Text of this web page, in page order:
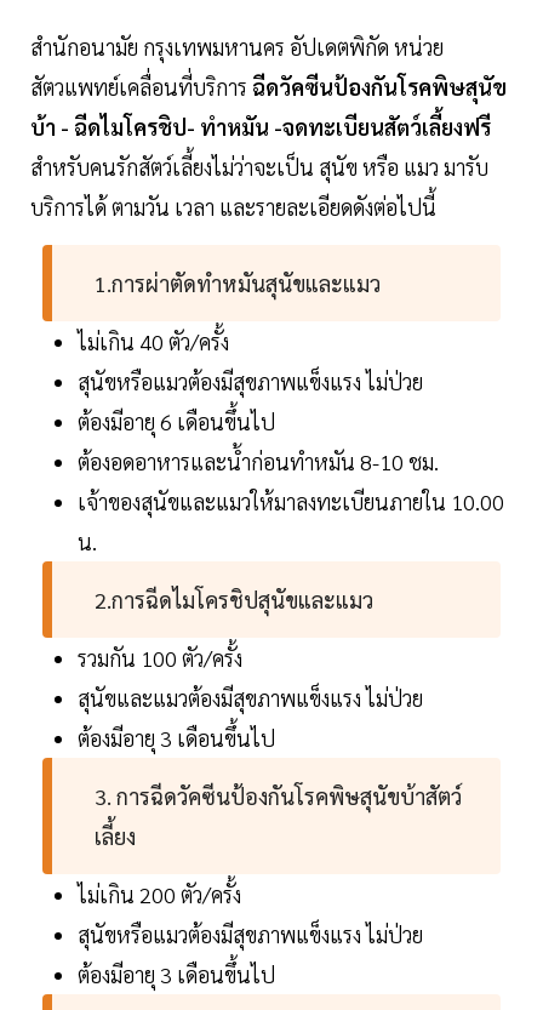
สำนักอนามัย กรุงเทพมหานคร อัปเดตพิกัด หน่วย
สัตวแพทย์เคลื่อนที่บริการ ฉีดวัคซีนป้องกันโรคพิษสุนัข
บ้า - ฉีดไมโครชิป- ทำหมัน -จดทะเบียนสัตว์เลี้ยงฟรี
สำหรับคนรักสัตว์เลี้ยงไม่ว่าจะเป็น สุนัข หรือ แมว มารับ
บริการได้ ตามวัน เวลา และรายละเอียดดังต่อไปนี้
1.การผ่าตัดทำหมันสุนัขและแมว
ไม่เกิน 40 ตัว/ครั้ง
สุนัขหรือแมวต้องมีสุขภาพแข็งแรง ไม่ป่วย
ต้องมีอายุ 6 เดือนขึ้นไป
ต้องอดอาหารและน้ำก่อนทำหมัน 8-10 ชม.
เจ้าของสุนัขและแมวให้มาลงทะเบียนภายใน 10.00
น.
2.การฉีดไมโครชิปสุนัขและแมว
รวมกัน 100 ตัว/ครั้ง
สุนัขและแมวต้องมีสุขภาพแข็งแรง ไม่ป่วย
ต้องมีอายุ 3 เดือนขึ้นไป
3. การฉีดวัคซีนป้องกันโรคพิษสุนัขบ้าสัตว์
เลี้ยง
ไม่เกิน 200 ตัว/ครั้ง
สุนัขหรือแมวต้องมีสุขภาพแข็งแรง ไม่ป่วย
ต้องมีอายุ 3 เดือนขึ้นไป